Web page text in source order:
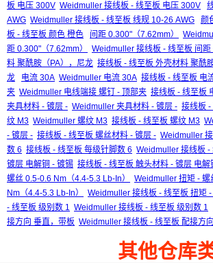
板 电压 300V Weidmuller 接线板 - 线至板 电压 300V
AWG Weidmuller 接线板 - 线至板 线规 10-26 AWG 颜
板 - 线至板 颜色 橙色
间距 0.300"（7.62mm）
距 0.300"（7.62mm）
Weidmuller 接线板 - 线至板 间距
料 聚酰胺（PA），尼龙 接线板 - 线至板 外壳材料 聚酰
龙
电流 30A Weidmuller 电流 30A 接线板 - 线至板 电
夹 Weidmuller 电线端接 螺钉 - 顶部夹 接线板 - 线至板
夹具材料 - 镀层 - Weidmuller 夹具材料 - 镀层 - 接线板 -
纹 M3 Weidmuller 螺纹 M3 接线板 - 线至板 螺纹 M3
- 镀层 - 接线板 - 线至板 螺丝材料 - 镀层 - Weidmuller
数 6 接线板 - 线至板 每级针脚数 6 Weidmuller 接线板 -
镀层 电解铜 - 镀锡 接线板 - 线至板 触头材料 - 镀层 电解
螺丝 0.5-0.6 Nm（4.4-5.3 Lb-In）
Weidmuller 扭矩 -
Nm（4.4-5.3 Lb-In）
Weidmuller 接线板 - 线至板 扭矩
- 线至板 级别数 1 Weidmuller 接线板 - 线至板 级别数 1
接方向 垂直，带板 Weidmuller 接线板 - 线至板 配接方
其他仓库